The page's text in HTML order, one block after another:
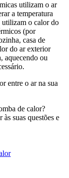
utilizam o ar
a temperatura
utilizam o calor do
(por
casa de
do ar exterior
aquecendo ou
entre o ar na sua
de calor?
suas questões e